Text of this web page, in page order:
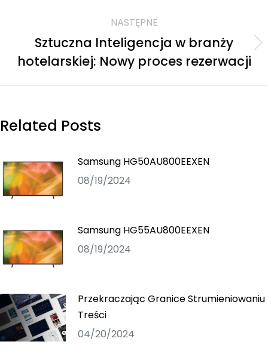
NASTĘPNE
Sztuczna Inteligencja w branży
hotelarskiej: Nowy proces rezerwacji
Related Posts
Samsung HG50AU800EEXEN
08/19/2024
Samsung HG55AU800EEXEN
08/19/2024
Przekraczając Granice Strumieniowaniu
Treści
04/20/2024